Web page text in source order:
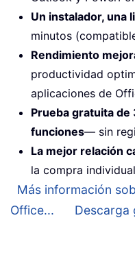
Un instalador, una
minutos
Rendimiento
productividad
aplicaciones de
Prueba gratuita de
funciones— sin
La mejor relación
la compra
Más información
Office...
Descarga